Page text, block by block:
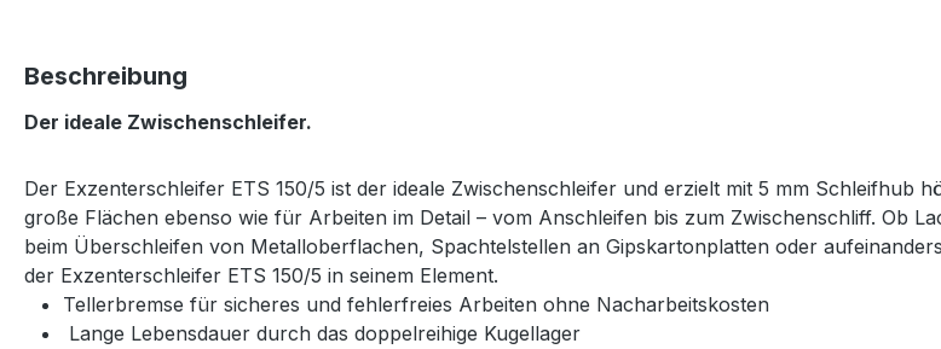
Beschreibung
Der ideale Zwischenschleifer.
Der Exzenterschleifer ETS 150/5 ist der ideale Zwischenschleifer und erzielt mit 5 mm Schleifhub
große Flächen ebenso wie für Arbeiten im Detail – vom Anschleifen bis zum Zwischenschliff. Ob
beim Überschleifen von Metalloberflachen, Spachtelstellen an Gipskartonplatten oder
der Exzenterschleifer ETS 150/5 in seinem Element.
Tellerbremse für sicheres und fehlerfreies Arbeiten ohne Nacharbeitskosten
Lange Lebensdauer durch das doppelreihige Kugellager